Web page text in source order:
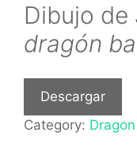
Dibujo de
dragón
Descargar
Category: